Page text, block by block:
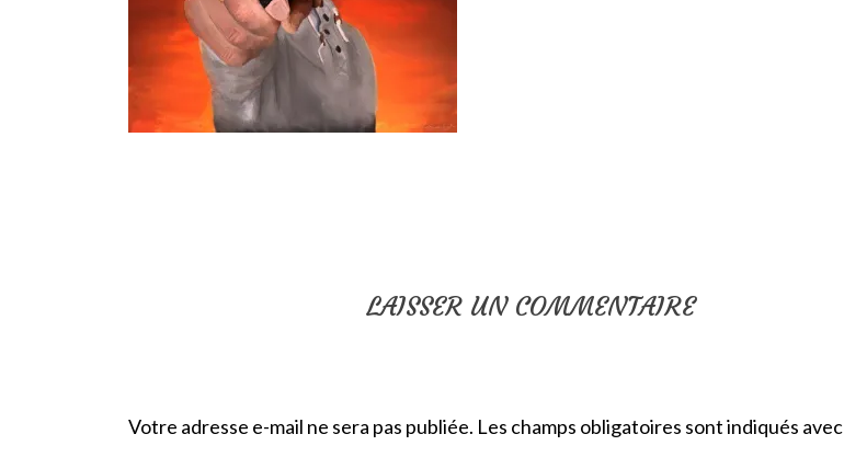
LAISSER UN COMMENTAIRE
Votre adresse e-mail ne sera pas publiée. Les champs obligatoires sont indiqués avec